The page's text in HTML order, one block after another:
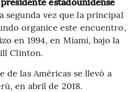
segunda vez que la principal
organice este encuentro,
en 1994, en Miami, bajo la
Clinton.
de las Américas se llevó a
en abril de 2018.